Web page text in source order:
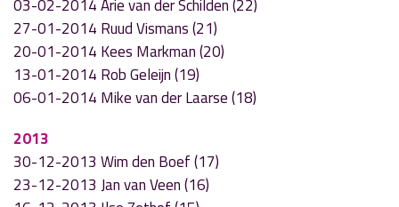
03-02-2014 Arie van der Schilden (22)
27-01-2014 Ruud Vismans (21)
20-01-2014 Kees Markman (20)
13-01-2014 Rob Geleijn (19)
06-01-2014 Mike van der Laarse (18)
2013
30-12-2013 Wim den Boef (17)
23-12-2013 Jan van Veen (16)